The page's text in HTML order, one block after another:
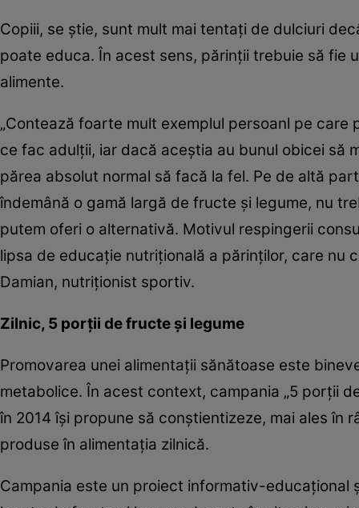
Copiii, se ştie, sunt mult mai tentaţi de dulciuri
poate educa. În acest sens, părinţii trebuie să fie
alimente.
„Contează foarte mult exemplul persoanl pe
ce fac adulţii, iar dacă aceştia au bunul obicei să
părea absolut normal să facă la fel. Pe de altă
îndemână o gamă largă de fructe şi legume, nu
putem oferi o alternativă. Motivul respingerii
lipsa de educaţie nutriţională a părinţilor, care nu
Damian, nutriţionist sportiv.
Zilnic, 5 porţii de fructe şi legume
Promovarea unei alimentaţii sănătoase este
metabolice. În acest context, campania „5 porţii
în 2014 îşi propune să conştientizeze, mai ales în
produse în alimentaţia zilnică.
Campania este un proiect informativ-educaţional